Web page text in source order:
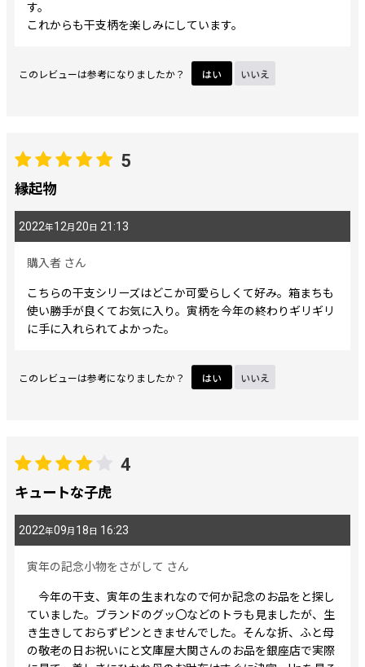
並び順
絞り込む
す。
これからも干支柄を楽しみにしています。
このレビューは参考になりましたか？ はい いいえ
5
縁起物
2022年12月 20 日 21:13
購入者 さん
こちらの干支シリーズはどこか可愛らしくて好み。箱まちも
使い勝手が良くてお気に入り。寅柄を今年の終わりギリギリ
に手に入れられてよかった。
このレビューは参考になりましたか？ はい いいえ
4
キュートな子虎
2022年09月 18 日 16:23
寅年の記念小物をさがして さん
今年の干支、寅年の生まれなので何か記念のお品をと探し
ていました。ブランドのグッ〇などのトラも見ましたが、生
き生きしておらずピンときませんでした。そんな折、ふと母
の敬老の日お祝いにと文庫屋大関さんのお品を銀座店で実際